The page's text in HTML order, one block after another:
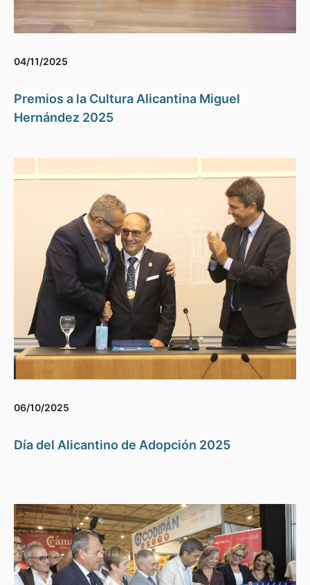
04/11/2025
Premios a la Cultura Alicantina Miguel
Hernández 2025
06/10/2025
Día del Alicantino de Adopción 2025